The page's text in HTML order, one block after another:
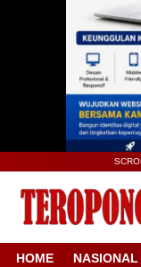
HOME NASIONAL